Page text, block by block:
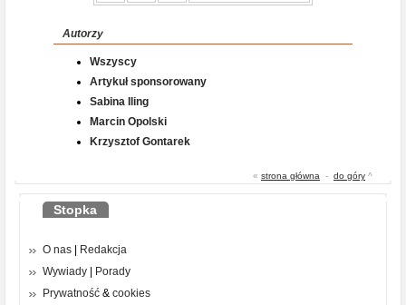
Autorzy
Wszyscy
Artykuł sponsorowany
Sabina Iling
Marcin Opolski
Krzysztof Gontarek
« strona główna - do góry ^
Stopka
O nas
Redakcja
Wywiady
Porady
Prywatność & cookies